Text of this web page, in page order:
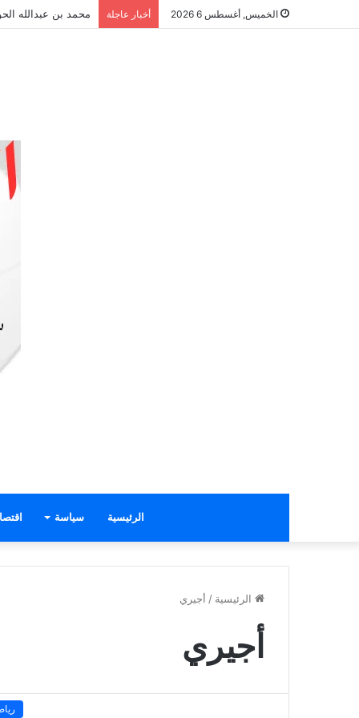
الخميس, أغسطس 6 2026 أخبار عاجلة محمد بن عبدالله
الرئيسية سياسة
الرئيسية / أجيري
أجيري